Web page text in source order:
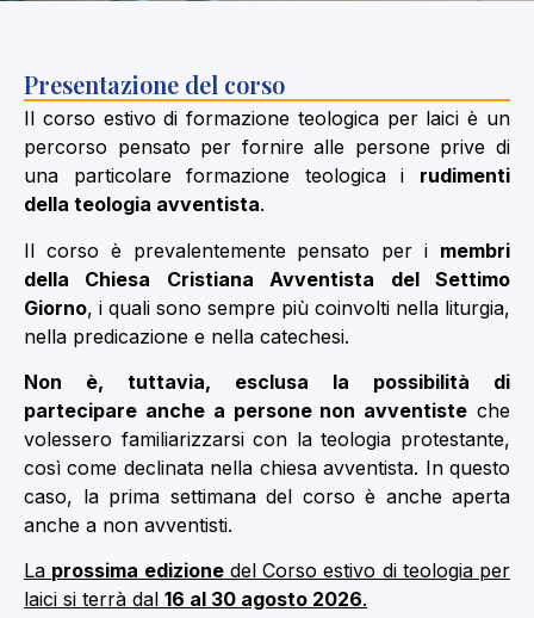
Presentazione del corso
Il corso estivo di formazione teologica per laici è un
percorso pensato per fornire alle persone prive di
una particolare formazione teologica i rudimenti
della teologia avventista.
Il corso è prevalentemente pensato per i membri
della Chiesa Cristiana Avventista del Settimo
Giorno, i quali sono sempre più coinvolti nella liturgia,
nella predicazione e nella catechesi.
Non è, tuttavia, esclusa la possibilità di
partecipare anche a persone non avventiste che
volessero familiarizzarsi con la teologia protestante,
così come declinata nella chiesa avventista. In questo
caso, la prima settimana del corso è anche aperta
anche a non avventisti.
La prossima edizionedel Corso estivo di teologia per
laici si terrà dal 16 al 30 agosto 2026.